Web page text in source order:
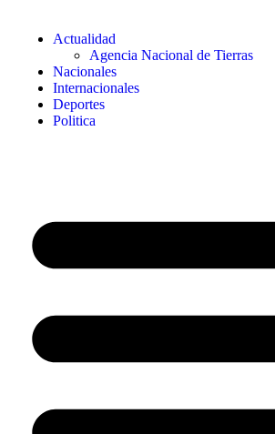
Actualidad
Agencia Nacional de Tierras
Nacionales
Internacionales
Deportes
Politica